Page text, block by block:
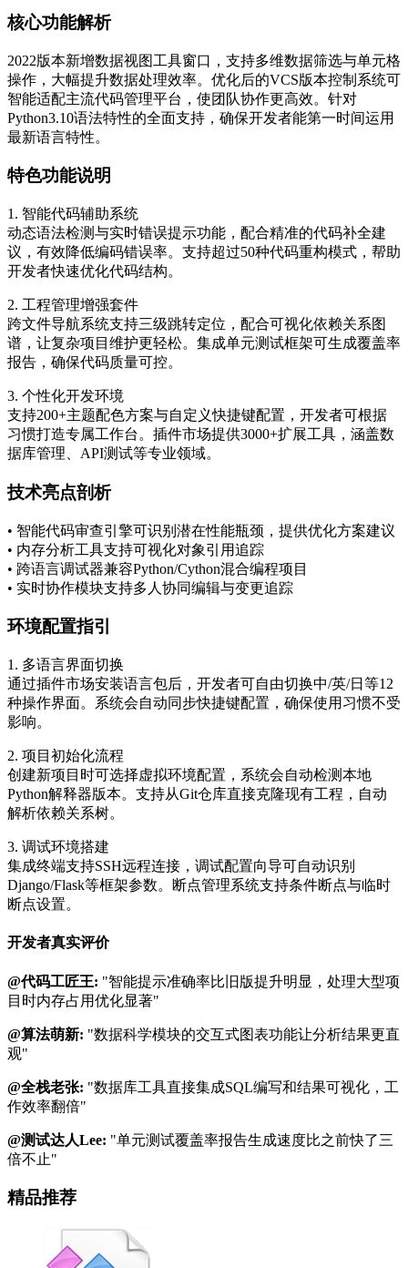
核心功能解析
2022版本新增数据视图工具窗口，支持多维数据筛选与单元格
操作，大幅提升数据处理效率。优化后的VCS版本控制系统可
智能适配主流代码管理平台，使团队协作更高效。针对
Python3.10语法特性的全面支持，确保开发者能第一时间运用
最新语言特性。
特色功能说明
1. 智能代码辅助系统
动态语法检测与实时错误提示功能，配合精准的代码补全建
议，有效降低编码错误率。支持超过50种代码重构模式，帮助
开发者快速优化代码结构。
2. 工程管理增强套件
跨文件导航系统支持三级跳转定位，配合可视化依赖关系图
谱，让复杂项目维护更轻松。集成单元测试框架可生成覆盖率
报告，确保代码质量可控。
3. 个性化开发环境
支持200+主题配色方案与自定义快捷键配置，开发者可根据
习惯打造专属工作台。插件市场提供3000+扩展工具，涵盖数
据库管理、API测试等专业领域。
技术亮点剖析
• 智能代码审查引擎可识别潜在性能瓶颈，提供优化方案建议
• 内存分析工具支持可视化对象引用追踪
• 跨语言调试器兼容Python/Cython混合编程项目
• 实时协作模块支持多人协同编辑与变更追踪
环境配置指引
1. 多语言界面切换
通过插件市场安装语言包后，开发者可自由切换中/英/日等12
种操作界面。系统会自动同步快捷键配置，确保使用习惯不受
影响。
2. 项目初始化流程
创建新项目时可选择虚拟环境配置，系统会自动检测本地
Python解释器版本。支持从Git仓库直接克隆现有工程，自动
解析依赖关系树。
3. 调试环境搭建
集成终端支持SSH远程连接，调试配置向导可自动识别
Django/Flask等框架参数。断点管理系统支持条件断点与临时
断点设置。
开发者真实评价
@代码工匠王: "智能提示准确率比旧版提升明显，处理大型项
目时内存占用优化显著"
@算法萌新: "数据科学模块的交互式图表功能让分析结果更直
观"
@全栈老张: "数据库工具直接集成SQL编写和结果可视化，工
作效率翻倍"
@测试达人Lee: "单元测试覆盖率报告生成速度比之前快了三
倍不止"
精品推荐